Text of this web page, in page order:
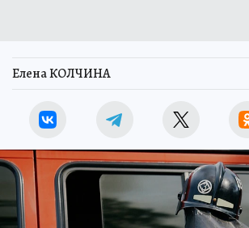
Елена КОЛЧИНА